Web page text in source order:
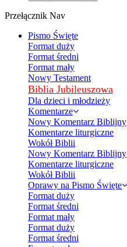
Przełącznik Nav
Pismo Święte
Format duży
Format średni
Format mały
Nowy Testament
Biblia Jubileuszowa
Dla dzieci i młodzieży
Komentarze
Nowy Komentarz Biblijny
Komentarze liturgiczne
Wokół Biblii
Nowy Komentarz Biblijny
Komentarze liturgiczne
Wokół Biblii
Oprawy na Pismo Święte
Format duży
Format średni
Format mały
Format duży
Format średni